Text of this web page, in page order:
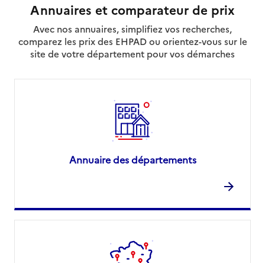
Annuaires et comparateur de prix
Avec nos annuaires, simplifiez vos recherches,
comparez les prix des EHPAD ou orientez-vous sur le
site de votre département pour vos démarches
Annuaire des départements